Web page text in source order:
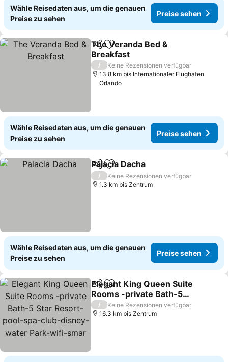
Wähle Reisedaten aus, um die genauen
Preise zu sehen
Preise sehen
TeilenZu Favoriten hinzufügen
The Veranda Bed &
Breakfast
Preise sehen
/
Keine Rezensionen verfügbar
13.8 km bis Internationaler Flughafen
Orlando
Wähle Reisedaten aus, um die genauen
Preise zu sehen
Preise sehen
TeilenZu Favoriten hinzufügen
Palacia Dacha
/
Keine Rezensionen verfügbar
1.3 km bis Zentrum
Wähle Reisedaten aus, um die genauen
Preise zu sehen
Preise sehen
TeilenZu Favoriten hinzufügen
Elegant King Queen Suite
Rooms -private Bath-5
Star Resort-pool-spa-
club-disney-water Park-
Preise sehen
/
Keine Rezensionen verfügbar
16.3 km bis Zentrum